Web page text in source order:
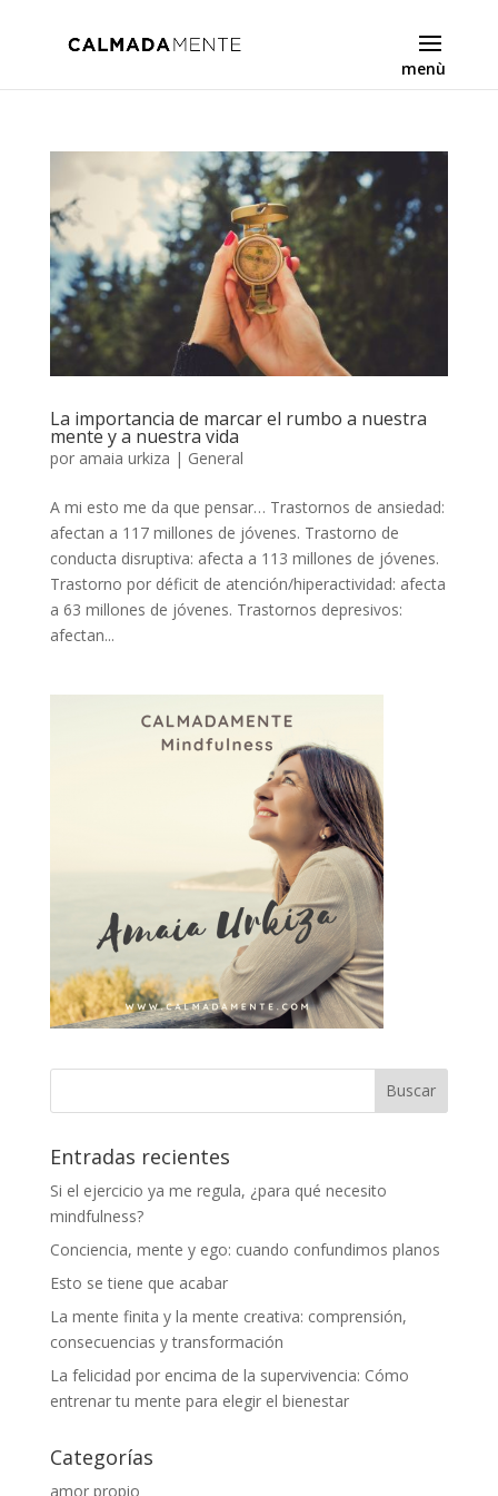
La importancia de marcar el rumbo a nuestra
mente y a nuestra vida
por amaia urkiza | General
A mi esto me da que pensar… Trastornos de ansiedad:
afectan a 117 millones de jóvenes. Trastorno de
conducta disruptiva: afecta a 113 millones de jóvenes.
Trastorno por déficit de atención/hiperactividad: afecta
a 63 millones de jóvenes. Trastornos depresivos:
afectan...
Entradas recientes
Si el ejercicio ya me regula, ¿para qué necesito
mindfulness?
Conciencia, mente y ego: cuando confundimos planos
Esto se tiene que acabar
La mente finita y la mente creativa: comprensión,
consecuencias y transformación
La felicidad por encima de la supervivencia: Cómo
entrenar tu mente para elegir el bienestar
Categorías
amor propio